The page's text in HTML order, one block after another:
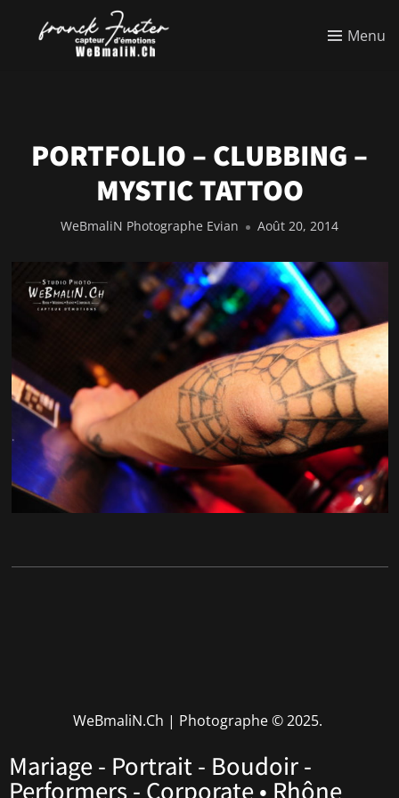
Menu
PORTFOLIO – CLUBBING –
MYSTIC TATTOO
WeBmaliN Photographe Evian Août 20, 2014
WeBmaliN.Ch | Photographe© 2025.
Mariage - Portrait - Boudoir -
Performers - Corporate • Rhône